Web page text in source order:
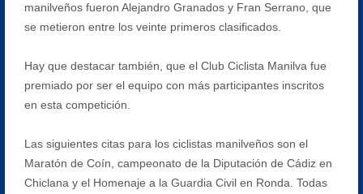
manilveños fueron Alejandro Granados y Fran Serrano, que
se metieron entre los veinte primeros clasificados.
Hay que destacar también, que el Club Ciclista Manilva fue
premiado por ser el equipo con más participantes inscritos
en esta competición.
Las siguientes citas para los ciclistas manilveños son el
Maratón de Coín, campeonato de la Diputación de Cádiz en
Chiclana y el Homenaje a la Guardia Civil en Ronda. Todas